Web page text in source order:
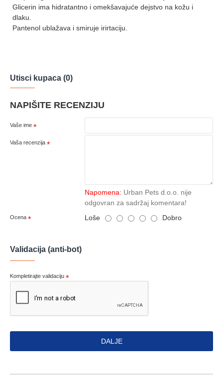
Glicerin ima hidratantno i omekšavajuće dejstvo na kožu i
dlaku.
Pantenol ublažava i smiruje irirtaciju.
Utisci kupaca (0)
NAPIŠITE RECENZIJU
Vaše ime
Vaša recenzija
Napomena: Urban Pets d.o.o. nije
odgovran za sadržaj komentara!
Ocena Loše Dobro
Validacija (anti-bot)
Kompletirajte validaciju
DALJE